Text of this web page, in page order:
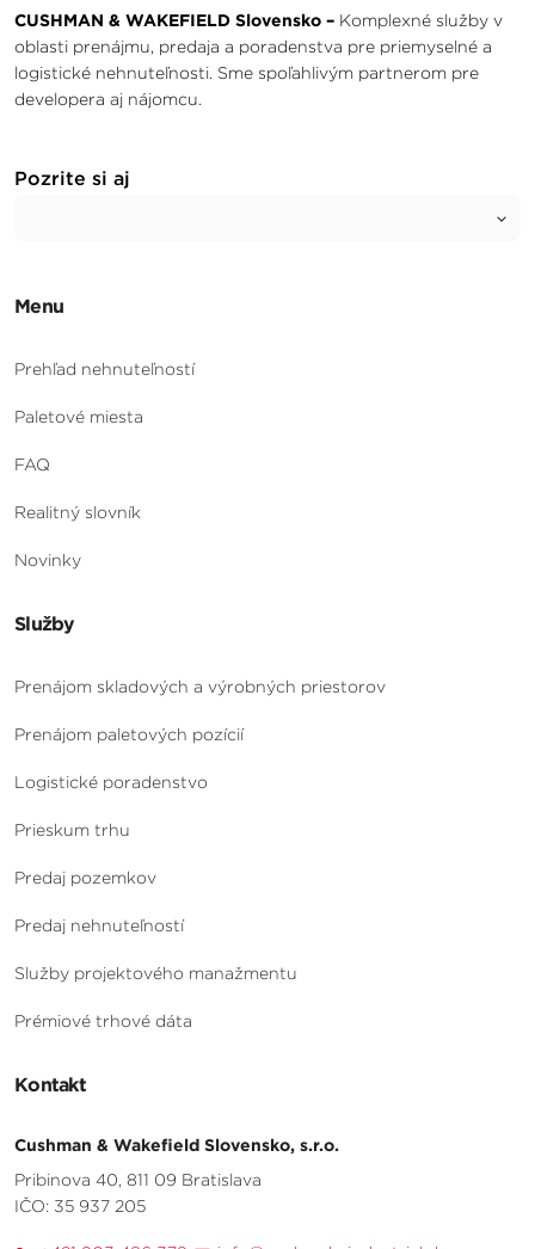
CUSHMAN & WAKEFIELD Slovensko – Komplexné služby v
oblasti prenájmu, predaja a poradenstva pre priemyselné a
logistické nehnuteľnosti. Sme spoľahlivým partnerom pre
developera aj nájomcu.
Pozrite si aj
Menu
Prehľad nehnuteľností
Paletové miesta
FAQ
Realitný slovník
Novinky
Služby
Prenájom skladových a výrobných priestorov
Prenájom paletových pozícií
Logistické poradenstvo
Prieskum trhu
Predaj pozemkov
Predaj nehnuteľností
Služby projektového manažmentu
Prémiové trhové dáta
Kontakt
Cushman & Wakefield Slovensko, s.r.o.
Pribinova 40, 811 09 Bratislava
IČO: 35 937 205